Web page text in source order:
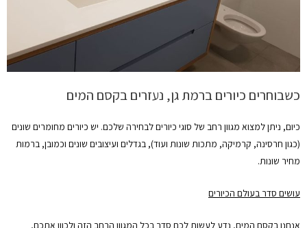
כשבוחרים כיורים ברמת גן, נעזרים בקסם המים
כיום, ניתן למצוא מגוון רחב של סוגי כיורים לבחירה שלכם. יש כיורים מחומרים שונים
(כגון חרסינה, קרמיקה, מתכות שונות ועוד), בגדלים ועיצובים שונים וכמובן, ברמות
מחיר שונות.
עושים סדר בעולם הכיורים
אנחנו בקסם המים, נדע לעשות לכם סדר בכל המגוון הרחב הזה ולכוון אתכם,